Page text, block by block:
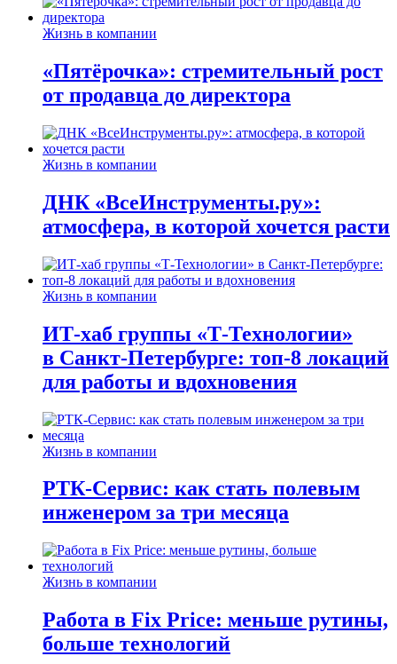
Жизнь в компании
«Пятёрочка»: стремительный рост
от продавца до директора
Жизнь в компании
ДНК «ВсеИнструменты.ру»:
атмосфера, в которой хочется расти
Жизнь в компании
ИТ-хаб группы «Т-Технологии»
в Санкт-Петербурге: топ-8 локаций
для работы и вдохновения
Жизнь в компании
РТК-Сервис: как стать полевым
инженером за три месяца
Жизнь в компании
Работа в Fix Price: меньше рутины,
больше технологий